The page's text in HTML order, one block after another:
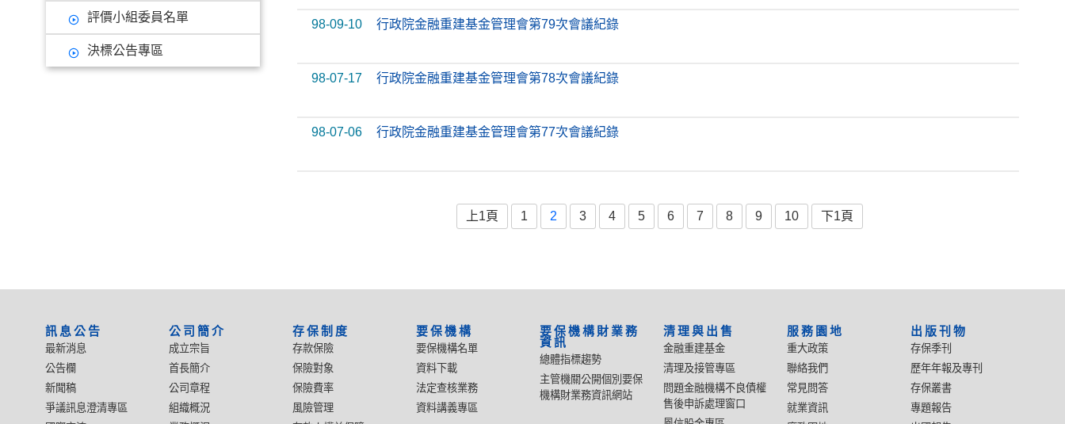
評價小組委員名單
決標公告專區
98-09-10 行政院金融重建基金管理會第79次會議紀錄
98-07-17 行政院金融重建基金管理會第78次會議紀錄
98-07-06 行政院金融重建基金管理會第77次會議紀錄
上1頁 1 2 3 4 5 6 7 8 9 10 下1頁
訊息公告
最新消息
公告欄
新聞稿
爭議訊息澄清專區
公司簡介
成立宗旨
首長簡介
公司章程
組織概況
存保制度
存款保險
保險對象
保險費率
風險管理
要保機構
要保機構名單
資料下載
法定查核業務
資料講義專區
要保機構財業務
資訊
總體指標趨勢
主管機關公開個別要保
機構財業務資訊網站
清理與出售
金融重建基金
清理及接管專區
問題金融機構不良債權
售後申訴處理窗口
服務園地
重大政策
聯絡我們
常見問答
就業資訊
出版刊物
存保季刊
歷年年報及專刊
存保叢書
專題報告